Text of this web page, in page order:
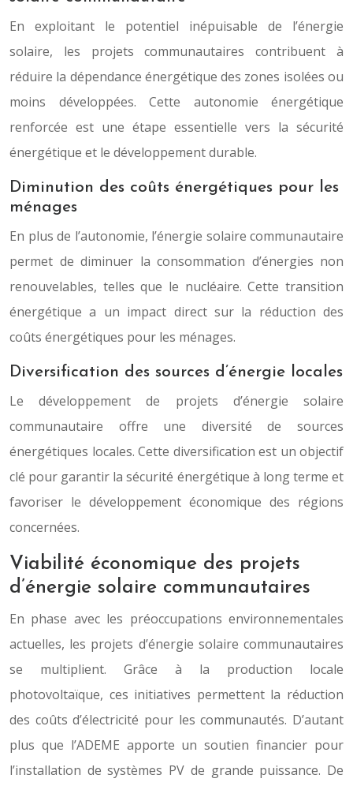
En exploitant le potentiel inépuisable de l’énergie
solaire, les projets communautaires contribuent à
réduire la dépendance énergétique des zones isolées ou
moins développées. Cette autonomie énergétique
renforcée est une étape essentielle vers la sécurité
énergétique et le développement durable.
Diminution des coûts énergétiques pour les
ménages
En plus de l’autonomie, l’énergie solaire communautaire
permet de diminuer la consommation d’énergies non
renouvelables, telles que le nucléaire. Cette transition
énergétique a un impact direct sur la réduction des
coûts énergétiques pour les ménages.
Diversification des sources d’énergie locales
Le développement de projets d’énergie solaire
communautaire offre une diversité de sources
énergétiques locales. Cette diversification est un objectif
clé pour garantir la sécurité énergétique à long terme et
favoriser le développement économique des régions
concernées.
Viabilité économique des projets
d’énergie solaire communautaires
En phase avec les préoccupations environnementales
actuelles, les projets d’énergie solaire communautaires
se multiplient. Grâce à la production locale
photovoltaïque, ces initiatives permettent la réduction
des coûts d’électricité pour les communautés. D’autant
plus que l’ADEME apporte un soutien financier pour
l’installation de systèmes PV de grande puissance. De